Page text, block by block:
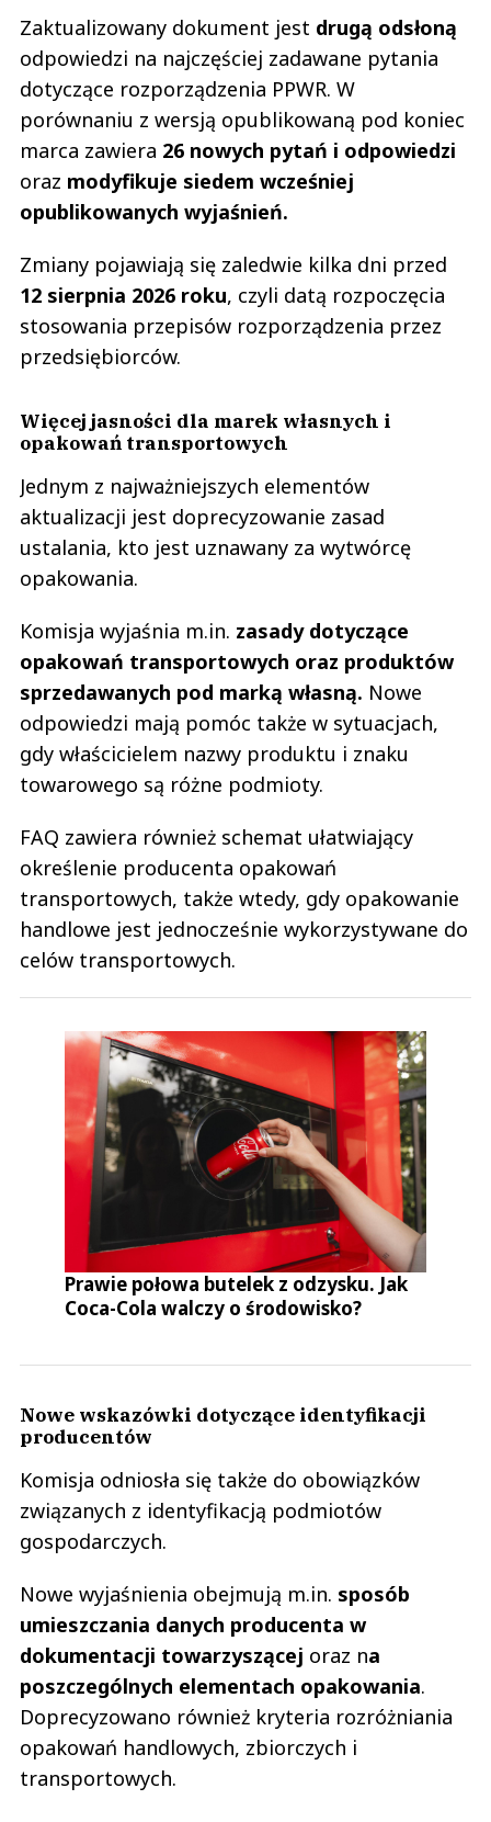
Zaktualizowany dokument jest drugą odsłoną
odpowiedzi na najczęściej zadawane pytania
dotyczące rozporządzenia PPWR. W
porównaniu z wersją opublikowaną pod koniec
marca zawiera 26 nowych pytań i odpowiedzi
oraz modyfikuje siedem wcześniej
opublikowanych wyjaśnień.
Zmiany pojawiają się zaledwie kilka dni przed
12 sierpnia 2026 roku, czyli datą rozpoczęcia
stosowania przepisów rozporządzenia przez
przedsiębiorców.
Więcej jasności dla marek własnych i
opakowań transportowych
Jednym z najważniejszych elementów
aktualizacji jest doprecyzowanie zasad
ustalania, kto jest uznawany za wytwórcę
opakowania.
Komisja wyjaśnia m.in. zasady dotyczące
opakowań transportowych oraz produktów
sprzedawanych pod marką własną. Nowe
odpowiedzi mają pomóc także w sytuacjach,
gdy właścicielem nazwy produktu i znaku
towarowego są różne podmioty.
FAQ zawiera również schemat ułatwiający
określenie producenta opakowań
transportowych, także wtedy, gdy opakowanie
handlowe jest jednocześnie wykorzystywane do
celów transportowych.
Prawie połowa butelek z odzysku. Jak
Coca-Cola walczy o środowisko?
Nowe wskazówki dotyczące identyfikacji
producentów
Komisja odniosła się także do obowiązków
związanych z identyfikacją podmiotów
gospodarczych.
Nowe wyjaśnienia obejmują m.in. sposób
umieszczania danych producenta w
dokumentacji towarzyszącej oraz na
poszczególnych elementach opakowania.
Doprecyzowano również kryteria rozróżniania
opakowań handlowych, zbiorczych i
transportowych.